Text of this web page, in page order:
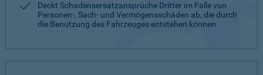
Deckt Schadensersatzansprüche Dritter im Falle von
Personen-, Sach- und Vermögensschäden ab, die durch
die Benutzung des Fahrzeuges entstehen können